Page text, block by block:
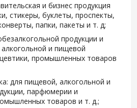
и бизнес продукция
стикеры, буклеты, проспекты,
папки, пакеты и т. д;
продукции и
и пищевой
промышленных товаров
для пищевой, алкогольной и
парфюмерии и
товаров и т. д.;